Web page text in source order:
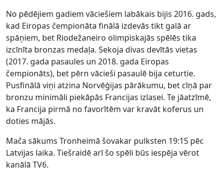
No pēdējiem gadiem vāciešiem labākais bijis 2016. gads,
kad Eiropas čempionāta finālā izdevās tikt galā ar
spāņiem, bet Riodežaneiro olimpiskajās spēlēs tika
izcīnīta bronzas medaļa. Sekoja divas devītās vietas
(2017. gada pasaules un 2018. gada Eiropas
čempionāts), bet pērn vācieši pasaulē bija ceturtie.
Pusfinālā viņi atzina Norvēģijas pārākumu, bet cīņā par
bronzu minimāli piekāpās Francijas izlasei. Te jāatzīmē,
ka Francija pirmā no favorītēm var kravāt koferus un
doties mājās.
Mača sākums Tronheimā šovakar pulksten 19:15 pēc
Latvijas laika. Tiešraidē arī šo spēli būs iespēja vērot
kanālā TV6.